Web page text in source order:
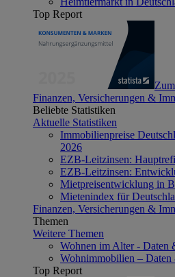
Top Report
Finanzen, Versicherungen &
Beliebte Statistiken
Aktuelle Statistiken
Immobilienpreise
2026
EZB-Leitzinsen:
EZB-Leitzinsen:
Mietpreisentwicklung in
Mietenindex für
Finanzen, Versicherungen &
Themen
Weitere Themen
Wohnen im Alter - Daten
Wohnimmobilien – Daten
Top Report